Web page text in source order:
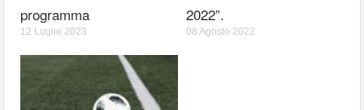
programma
12 Luglio 2023
2022”.
08 Agosto 2022